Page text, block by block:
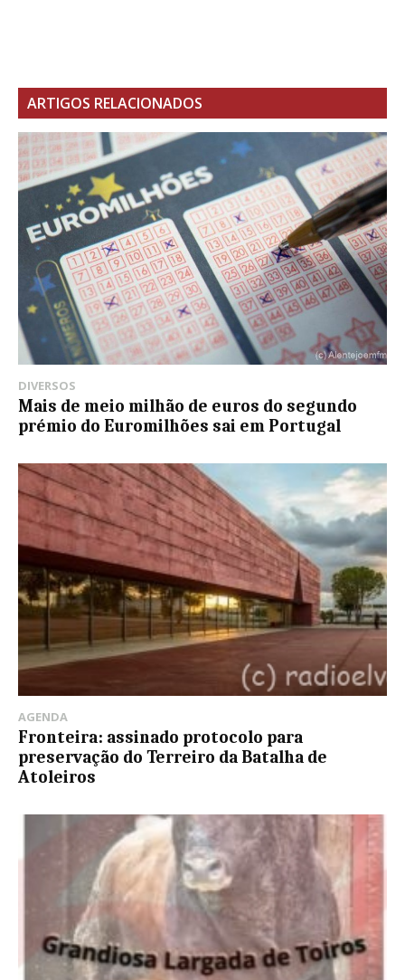
ARTIGOS RELACIONADOS
DIVERSOS
Mais de meio milhão de euros do segundo
prémio do Euromilhões sai em Portugal
AGENDA
Fronteira: assinado protocolo para
preservação do Terreiro da Batalha de
Atoleiros